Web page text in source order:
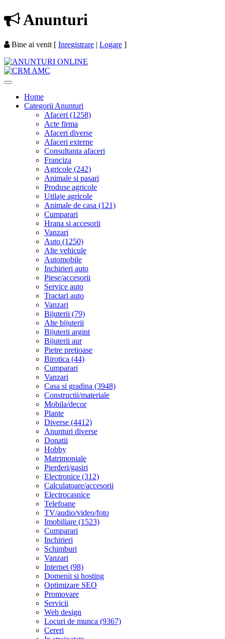
Anunturi
Bine ai venit [ Inregistrare | Logare ]
Home
Categorii Anunturi
Afaceri (1258)
Acte firma
Afaceri diverse
Afaceri externe
Consultanta afaceri
Franciza
Agricole (242)
Animale si pasari
Produse agricole
Utilaje agricole
Animale de casa (121)
Cumparari
Hrana si accesorii
Vanzari
Auto (1250)
Alte vehicule
Automobile
Inchirieri auto
Piese/accesorii
Service auto
Tractari auto
Vanzari
Bijuterii (79)
Alte bijuterii
Bijuterii argint
Bijuterii aur
Pietre pretioase
Birotica (44)
Cumparari
Vanzari
Casa si gradina (3948)
Constructii/materiale
Mobila/decor
Plante
Diverse (4412)
Anunturi diverse
Donatii
Hobby
Matrimoniale
Pierderi/gasiri
Electronice (312)
Calculatoare/accesorii
Electrocasnice
Telefoane
TV/audio/video/foto
Imobiliare (1523)
Cumparari
Inchirieri
Schimburi
Vanzari
Internet (98)
Domenii si hosting
Optimizare SEO
Promovare
Servicii
Web design
Locuri de munca (9367)
Cereri